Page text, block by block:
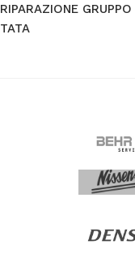
RIPARAZIONE
TATA